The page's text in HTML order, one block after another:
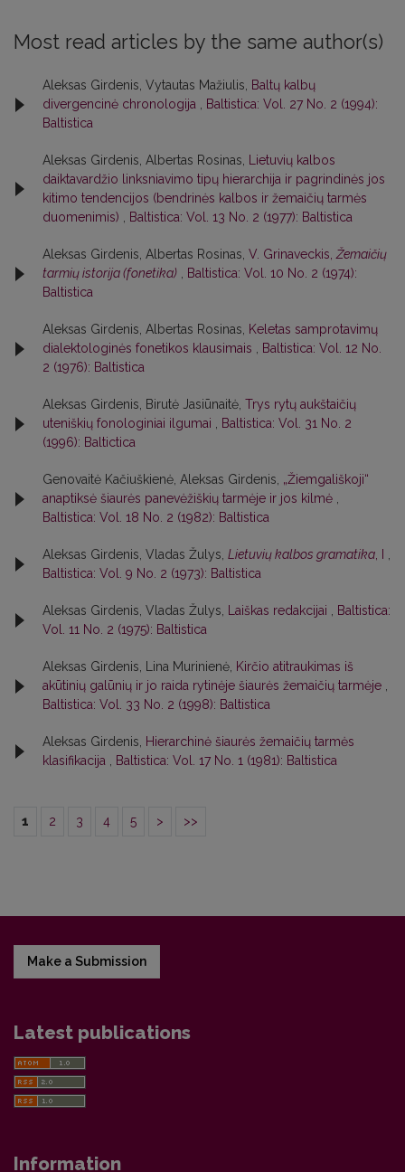
Most read articles by the same author(s)
Aleksas Girdenis, Vytautas Mažiulis,
Baltų kalbų
divergencinė chronologija
Baltistica: Vol. 27 No. 2 (1994):
Baltistica
Aleksas Girdenis, Albertas Rosinas,
Lietuvių kalbos
daiktavardžio linksniavimo tipų hierarchija ir pagrindinės jos
kitimo tendencijos (bendrinės kalbos ir žemaičių tarmės
duomenimis)
Baltistica: Vol. 13 No. 2 (1977): Baltistica
Aleksas Girdenis, Albertas Rosinas, V. Grinaveckis, Žemaičių
tarmių istorija (fonetika)
Baltistica: Vol. 10 No. 2 (1974):
Baltistica
Aleksas Girdenis, Albertas Rosinas,
Keletas samprotavimų
dialektologinės fonetikos klausimais
Baltistica: Vol. 12 No.
2 (1976): Baltistica
Aleksas Girdenis, Birutė Jasiūnaitė, Trys rytų aukštaičių
uteniškių fonologiniai ilgumai
Baltistica: Vol. 31 No. 2
(1996): Baltictica
Genovaitė Kačiuškienė, Aleksas Girdenis, „Žiemgališkoji“
anaptiksė šiaurės panevėžiškių tarmėje ir jos kilmė
Baltistica: Vol. 18 No. 2 (1982): Baltistica
Aleksas Girdenis, Vladas Žulys, Lietuvių kalbos gramatika
Baltistica: Vol. 9 No. 2 (1973): Baltistica
Aleksas Girdenis, Vladas Žulys, Laiškas redakcijai
Baltistica:
Vol. 11 No. 2 (1975): Baltistica
Aleksas Girdenis, Lina Murinienė, Kirčio atitraukimas iš
akūtinių galūnių ir jo raida rytinėje šiaurės žemaičių tarmėje
Baltistica: Vol. 33 No. 2 (1998): Baltistica
Aleksas Girdenis,
Hierarchinė šiaurės žemaičių tarmės
klasifikacija
Baltistica: Vol. 17 No. 1 (1981): Baltistica
1 2 3 4 5 > >>
Make a Submission
Latest publications
Information